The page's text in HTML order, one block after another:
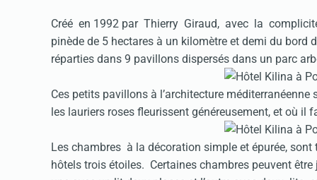
Créé en 1992 par Thierry Giraud, avec la
pinède de 5 hectares à un kilomètre et demi du
réparties dans 9 pavillons dispersés dans un parc
Ces petits pavillons à l’architecture
les lauriers roses fleurissent généreusement, et où
Les chambres à la décoration simple et épurée,
hôtels trois étoiles. Certaines chambres peuvent